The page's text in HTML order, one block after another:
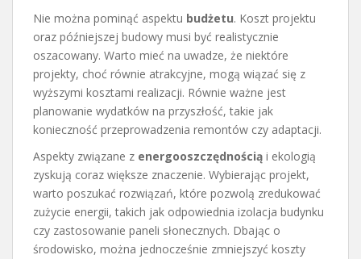
Nie można pominąć aspektu budżetu. Koszt projektu
oraz późniejszej budowy musi być realistycznie
oszacowany. Warto mieć na uwadze, że niektóre
projekty, choć równie atrakcyjne, mogą wiązać się z
wyższymi kosztami realizacji. Równie ważne jest
planowanie wydatków na przyszłość, takie jak
konieczność przeprowadzenia remontów czy adaptacji.
Aspekty związane z energooszczędnością i ekologią
zyskują coraz większe znaczenie. Wybierając projekt,
warto poszukać rozwiązań, które pozwolą zredukować
zużycie energii, takich jak odpowiednia izolacja budynku
czy zastosowanie paneli słonecznych. Dbając o
środowisko, można jednocześnie zmniejszyć koszty